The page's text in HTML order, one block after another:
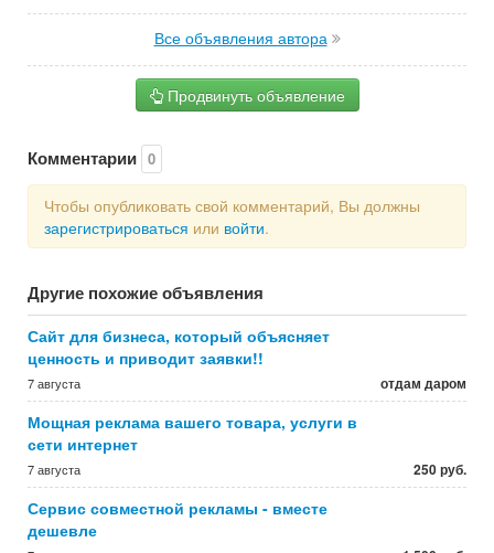
Все объявления автора
Продвинуть объявление
Комментарии 0
Чтобы опубликовать свой комментарий, Вы должны
зарегистрироваться или войти.
Другие похожие объявления
Сайт для бизнеса, который объясняет
ценность и приводит заявки!!
7 августа отдам даром
Мощная реклама вашего товара, услуги в
сети интернет
7 августа 250 руб.
Сервис совместной рекламы - вместе
дешевле